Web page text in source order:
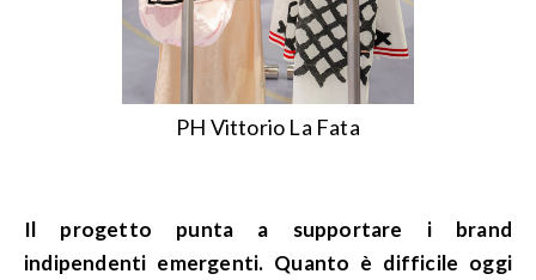
PH Vittorio La Fata
Il progetto punta a supportare i brand
indipendenti emergenti. Quanto è difficile oggi